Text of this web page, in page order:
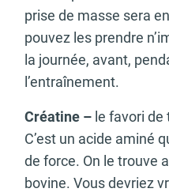
prise de masse sera
pouvez les prendre
la journée, avant,
l’entraînement.
Créatine – le favori
C’est un acide aminé
de force. On le trouve
bovine. Vous devriez